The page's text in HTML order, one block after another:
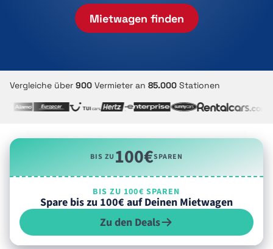
Mietwagen finden
Vergleiche über 900 Vermieter an 85.000 Stationen
BIS ZU100€SPAREN
BIS ZU 100€ SPAREN
Spare bis zu 100€ auf Deinen Mietwagen
Zu den Deals